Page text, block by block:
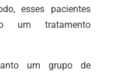
esses pacientes
um tratamento
um grupo de